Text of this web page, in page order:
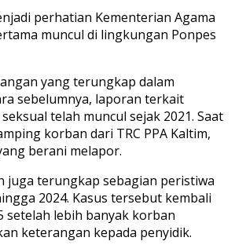
perhatian Kementerian Agama
muncul di lingkungan Ponpes
yang terungkap dalam
sebelumnya, laporan terkait
telah muncul sejak 2021. Saat
korban dari TRC PPA Kaltim,
berani melapor.
juga terungkap sebagian peristiwa
2024. Kasus tersebut kembali
setelah lebih banyak korban
keterangan kepada penyidik.